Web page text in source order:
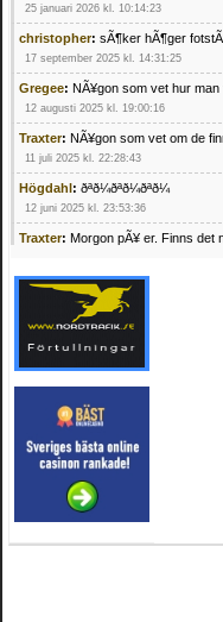
25 januari 2026 kl. 10:14:23
christopher: sÃ¶ker hÃ¶ger
17 september 2025 kl. 14:31:25
Gregee: NÃ¥gon som vet hur
12 augusti 2025 kl. 19:00:16
Traxter: NÃ¥gon som vet om de
11 juli 2025 kl. 22:28:43
Högdahl: ðªð¼ðªð¼ðªð¼
12 juni 2025 kl. 23:53:36
Traxter: Morgon pÃ¥ er. Finns det
Mrhandsome:SÃ¶ker defekta/
pÃ¥ 0709955029 eller
mvh Hugo
21 februari 2025 kl. 09:25:52
Oscar5:NÃ¥gon som vet vad man
4 februari 2025 kl. 19:20:50
Oscar5:44
4 februari 2025 kl. 19:15:36
Greger59:NÃ¤gon som vet har en
15 januari 2025 kl. 23:49:44
Mrhandsome:SÃÂ¶ker defekta/